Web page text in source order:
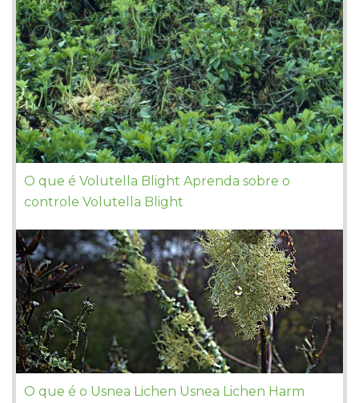
O que é Volutella Blight Aprenda sobre o
controle Volutella Blight
O que é o Usnea Lichen Usnea Lichen Harm